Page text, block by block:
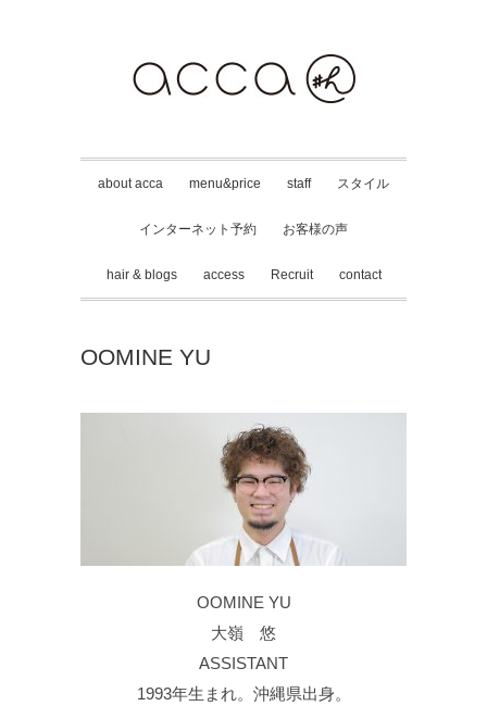
about acca menu&price staff スタイル
インターネット予約 お客様の声
hair & blogs access Recruit contact
OOMINE YU
OOMINE YU
大嶺 悠
ASSISTANT
1993年生まれ。沖縄県出身。